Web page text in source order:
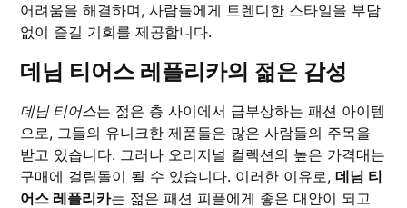
어려움을 해결하며, 사람들에게 트렌디한 스타일을 부담
없이 즐길 기회를 제공합니다.
데님 티어스 레플리카의 젊은 감성
데님 티어스는 젊은 층 사이에서 급부상하는 패션 아이템
으로, 그들의 유니크한 제품들은 많은 사람들의 주목을
받고 있습니다. 그러나 오리지널 컬렉션의 높은 가격대는
구매에 걸림돌이 될 수 있습니다. 이러한 이유로,데님 티
어스 레플리카는 젊은 패션 피플에게 좋은 대안이 되고